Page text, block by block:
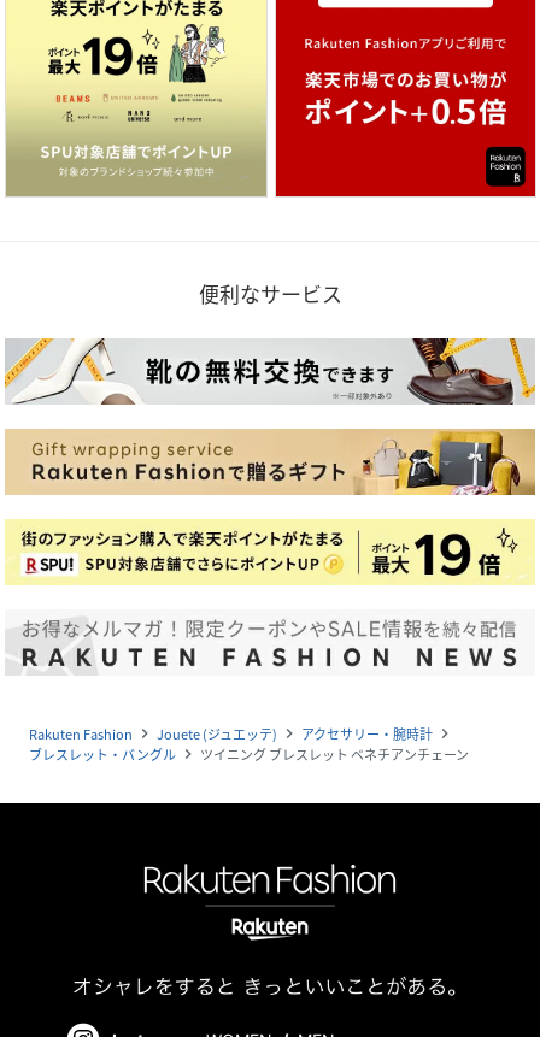
便利なサービス
Rakuten Fashion navigate_next Jouete (ジュエッテ) navigate_next アクセサリー・腕時計 navigate_next
ブレスレット・バングル navigate_next ツイニング ブレスレット ベネチアンチェーン